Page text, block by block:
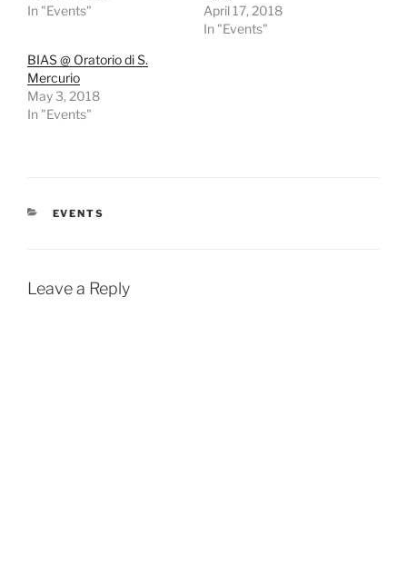
In "Events"
April 17, 2018
In "Events"
BIAS @ Oratorio di S.
Mercurio
May 3, 2018
In "Events"
CATEGORIES
EVENTS
Leave a Reply